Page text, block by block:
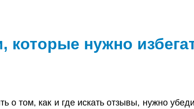
которые нужно
о том, как и где искать отзывы, нужно